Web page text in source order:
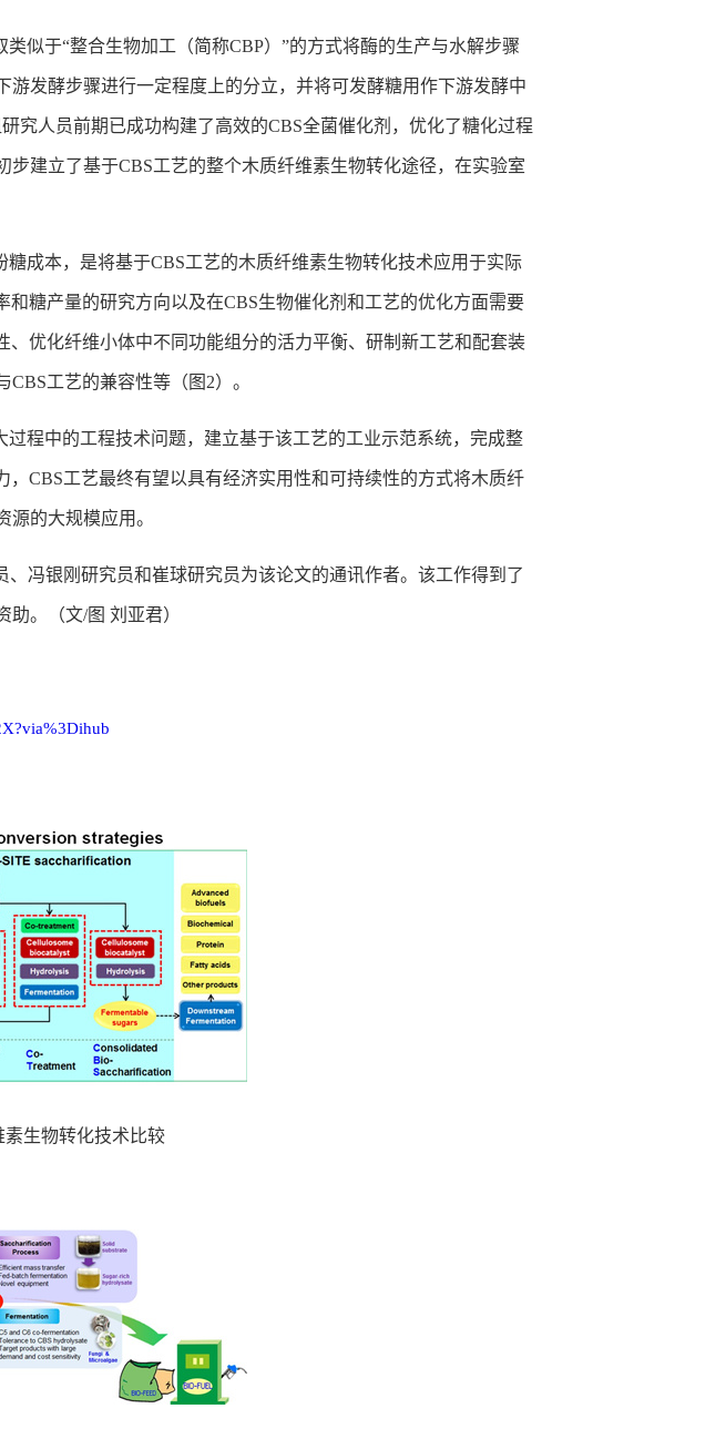
类似于“整合生物加工（简称CBP）”的方式将酶的生产与水解步骤
发酵步骤进行一定程度上的分立，并将可发酵糖用作下游发酵中
究人员前期已成功构建了高效的CBS全菌催化剂，优化了糖化过程
步建立了基于CBS工艺的整个木质纤维素生物转化途径，在实验室
糖成本，是将基于CBS工艺的木质纤维素生物转化技术应用于实际
和糖产量的研究方向以及在CBS生物催化剂和工艺的优化方面需要
、优化纤维小体中不同功能组分的活力平衡、研制新工艺和配套装
CBS工艺的兼容性等（图 2）。
过程中的工程技术问题，建立基于该工艺的工业示范系统，完成整
CBS工艺最终有望以具有经济实用性和可持续性的方式将木质纤
的大规模应用。
冯银刚研究员和崔球研究员为该论文的通讯作者。该工作得到了
。（文/图 刘亚君）
素生物转化技术比较